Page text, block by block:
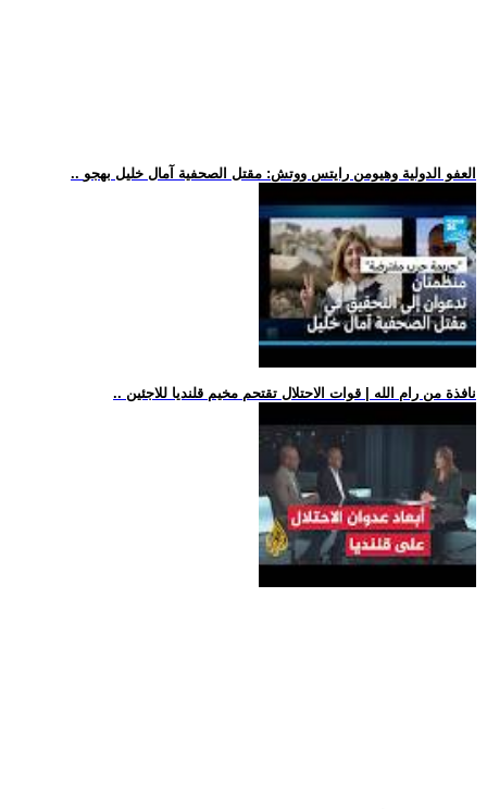
.. العفو الدولية وهيومن رايتس ووتش: مقتل الصحفية آمال خليل بهجو
.. نافذة من رام الله | قوات الاحتلال تقتحم مخيم قلنديا للاجئين